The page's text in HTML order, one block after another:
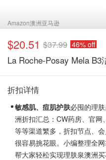
Amazon澳洲亚马逊
$20.51 $37.99 46% off
La Roche-Posay Mela B3
折扣详情
敏感肌、痘肌护肤必囤的理
洲折扣汇总：CW药房、官
等等渠道繁多，折扣节点、
很容易挑花眼。 小编整理全
帮大家轻松实现理肤泉澳洲